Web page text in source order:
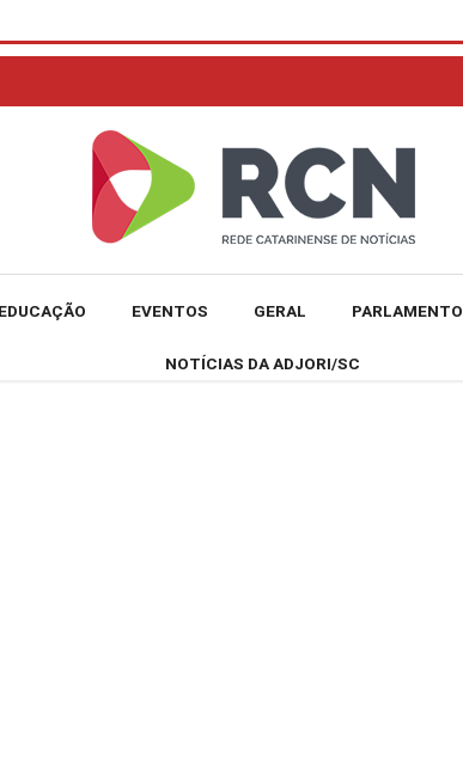
EDUCAÇÃO EVENTOS GERAL PARLAMENTO
NOTÍCIAS DA ADJORI/SC